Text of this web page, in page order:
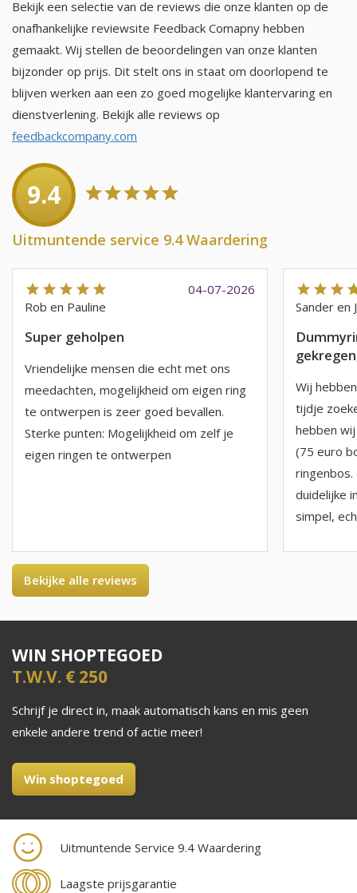
Bekijk een selectie van de reviews die onze klanten op de
onafhankelijke reviewsite Feedback Comapny hebben
gemaakt. Wij stellen de beoordelingen van onze klanten
bijzonder op prijs. Dit stelt ons in staat om doorlopend te
blijven werken aan een zo goed mogelijke klantervaring en
dienstverlening. Bekijk alle reviews op
feedbackcompany.com
9.4
Uitmuntende service 9.4 Waardering
Rob en Pauline
04-07-2026
Super geholpen
Vriendelijke mensen die echt met ons
meedachten, mogelijkheid om eigen ring
te ontwerpen is zeer goed bevallen.
Sterke punten: Mogelijkheid om zelf je
eigen ringen te ontwerpen
Sander en
Wij
tijdje
hebben
(75 euro
duidelijke
simpel,
Bekijke alle reviews
WIN SHOPTEGOED
T.W.V. € 250
Schrijf je direct in, maak automatisch kans en mis geen
enkele andere trend of actie meer!
Win shoptegoed
Uitmuntende Service 9.4 Waardering
Laagste prijsgarantie